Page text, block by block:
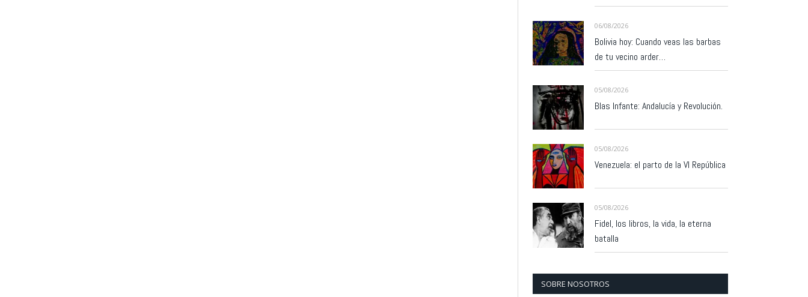
06/08/2026
Bolivia hoy: Cuando veas las barbas
de tu vecino arder…
05/08/2026
Blas Infante: Andalucía y Revolución.
05/08/2026
Venezuela: el parto de la VI República
05/08/2026
Fidel, los libros, la vida, la eterna
batalla
SOBRE NOSOTROS